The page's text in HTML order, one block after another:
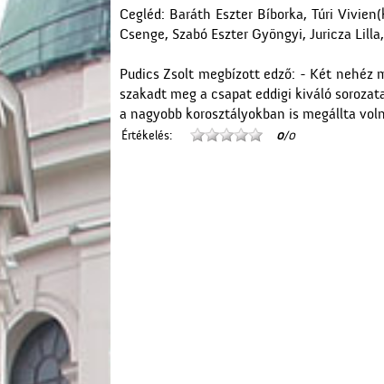
Cegléd: Baráth Eszter Bíborka, Túri
Csenge, Szabó Eszter Gyöngyi, Juricza
Pudics Zsolt megbízott edző: - Két nehéz
szakadt meg a csapat eddigi kiváló
a nagyobb korosztályokban is megállta
Értékelés: 0/0